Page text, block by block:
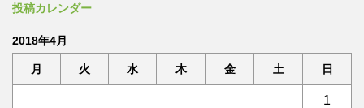
投稿カレンダー
2018年4月
月 火 水 木 金 土 日
1